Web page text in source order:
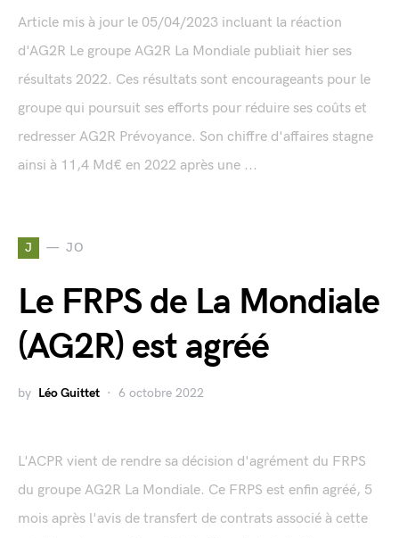
Article mis à jour le 05/04/2023 incluant la réaction
d'AG2R Le groupe AG2R La Mondiale publiait hier ses
résultats 2022. Ces résultats sont encourageants pour le
groupe qui poursuit ses efforts pour réduire ses coûts et
redresser AG2R Prévoyance. Son chiffre d'affaires stagne
ainsi à 11,4 Md€ en 2022 après une ...
J JO
Le FRPS de La Mondiale
(AG2R) est agréé
by Léo Guittet 6 octobre 2022
L'ACPR vient de rendre sa décision d'agrément du FRPS
du groupe AG2R La Mondiale. Ce FRPS est enfin agréé, 5
mois après l'avis de transfert de contrats associé à cette